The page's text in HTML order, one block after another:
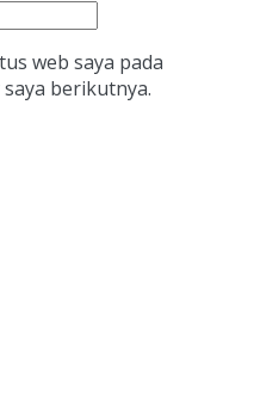
web saya pada
berikutnya.